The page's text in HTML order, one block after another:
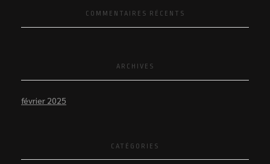
COMMENTAIRES RÉCENTS
ARCHIVES
février 2025
CATÉGORIES